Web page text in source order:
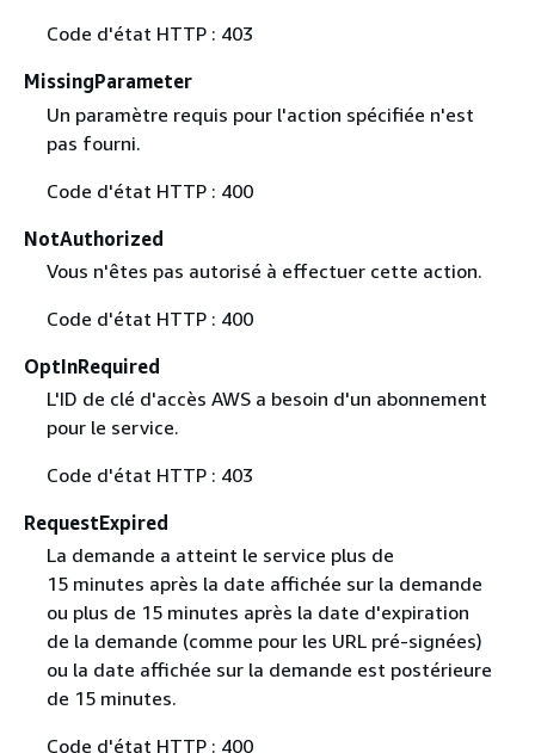
Code d'état HTTP : 403
MissingParameter
Un paramètre requis pour l'action spécifiée n'est
pas fourni.
Code d'état HTTP : 400
NotAuthorized
Vous n'êtes pas autorisé à effectuer cette action.
Code d'état HTTP : 400
OptInRequired
L'ID de clé d'accès AWS a besoin d'un abonnement
pour le service.
Code d'état HTTP : 403
RequestExpired
La demande a atteint le service plus de
15 minutes après la date affichée sur la demande
ou plus de 15 minutes après la date d'expiration
de la demande (comme pour les URL pré-signées)
ou la date affichée sur la demande est postérieure
de 15 minutes.
Code d'état HTTP : 400